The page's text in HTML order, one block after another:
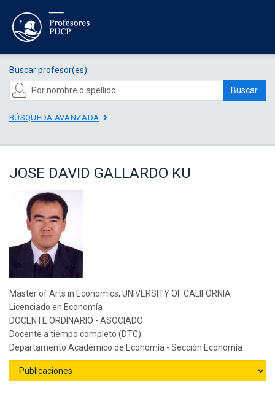
Buscar profesor(es):
Buscar
BÚSQUEDA AVANZADA
JOSE DAVID GALLARDO KU
Master of Arts in Economics, UNIVERSITY OF CALIFORNIA
Licenciado en Economía
DOCENTE ORDINARIO - ASOCIADO
Docente a tiempo completo (DTC)
Departamento Académico de Economía - Sección Economía